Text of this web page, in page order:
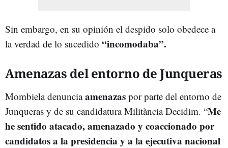
Sin embargo, en su opinión el despido solo obedece a
la verdad de lo sucedido “incomodaba”.
Amenazas del entorno de Junqueras
Mombiela denunciaamenazas por parte del entorno de
Junqueras y de su candidatura Militància Decidim. “Me
he sentido atacado, amenazado y coaccionado por
candidatos a la presidencia y a la ejecutiva nacional